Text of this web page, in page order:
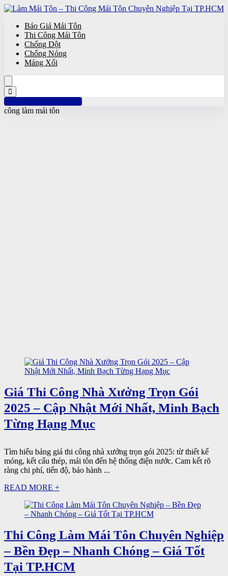
Báo Giá Mái Tôn
Thi Công Mái Tôn
Chống Dột
Chống Nóng
Máng Xối
Hotline: 0961 894 472
công làm mái tôn
Giá Thi Công Nhà Xưởng Trọn Gói
2025 – Cập Nhật Mới Nhất, Minh Bạch
Từng Hạng Mục
Tìm hiểu bảng giá thi công nhà xưởng trọn gói 2025: từ thiết kế
móng, kết cấu thép, mái tôn đến hệ thống điện nước. Cam kết rõ
ràng chi phí, tiến độ, bảo hành ...
READ MORE +
Thi Công Làm Mái Tôn Chuyên Nghiệp
– Bền Đẹp – Nhanh Chóng – Giá Tốt
Tại TP.HCM